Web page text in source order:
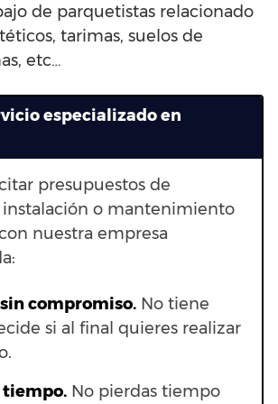
de parquetistas relacionado
tarimas, suelos de
etc…
especializado en
presupuestos de
instalación o mantenimiento
nuestra empresa
compromiso. No tiene
si al final quieres realizar
tiempo. No pierdas tiempo